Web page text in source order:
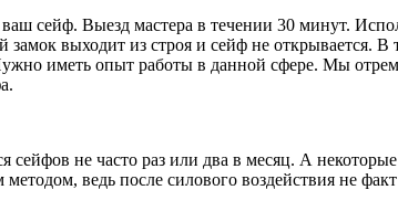
сейф. Выезд мастера в течении 30 минут.
выходит из строя и сейф не открывается. В
иметь опыт работы в данной сфере. Мы
сейфов не часто раз или два в месяц. А
ведь после силового воздействия не